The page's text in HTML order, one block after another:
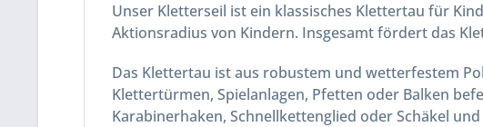
Unser Kletterseil ist ein klassisches Klettertau für
Aktionsradius von Kindern. Insgesamt fördert das
Das Klettertau ist aus robustem und wetterfestem
Klettertürmen, Spielanlagen, Pfetten oder Balken
Karabinerhaken, Schnellkettenglied oder Schäkel